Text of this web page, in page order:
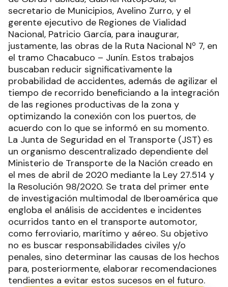
secretario de Municipios, Avelino Zurro, y el
gerente ejecutivo de Regiones de Vialidad
Nacional, Patricio García, para inaugurar,
justamente, las obras de la Ruta Nacional Nº 7, en
el tramo Chacabuco – Junín. Estos trabajos
buscaban reducir significativamente la
probabilidad de accidentes, además de agilizar el
tiempo de recorrido beneficiando a la integración
de las regiones productivas de la zona y
optimizando la conexión con los puertos, de
acuerdo con lo que se informó en su momento.
La Junta de Seguridad en el Transporte (JST) es
un organismo descentralizado dependiente del
Ministerio de Transporte de la Nación creado en
el mes de abril de 2020 mediante la Ley 27.514 y
la Resolución 98/2020. Se trata del primer ente
de investigación multimodal de Iberoamérica que
engloba el análisis de accidentes e incidentes
ocurridos tanto en el transporte automotor,
como ferroviario, marítimo y aéreo. Su objetivo
no es buscar responsabilidades civiles y/o
penales, sino determinar las causas de los hechos
para, posteriormente, elaborar recomendaciones
tendientes a evitar estos sucesos en el futuro.